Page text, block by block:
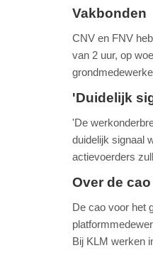
Vakbonden
CNV en FNV
van 2 uur, op
'Duidelijk
'De
duidelijk signaal
actievoerders
Over de
De cao voor het
Bij KLM werken